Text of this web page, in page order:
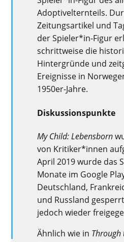
Adoptivelternteils.
Zeitungsartikel und
der Spieler*in-Figur
schrittweise die
Hintergründe und
Ereignisse in
1950er-Jahre.
Diskussionspunkte
My Child: Lebensborn
von Kritiker*innen
April 2019 wurde das
Monate im Google
Deutschland,
und Russland
jedoch wieder
Ähnlich wie in Through